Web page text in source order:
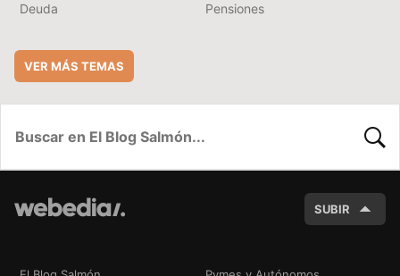
Deuda Pensiones
VER MÁS TEMAS
SUBIR